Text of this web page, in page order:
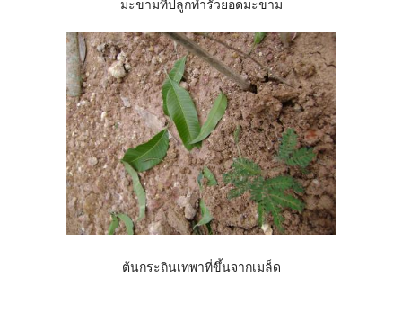
มะขามที่ปลูกทำรั้วยอดมะขาม
ต้นกระถินเทพาที่ขึ้นจากเมล็ด